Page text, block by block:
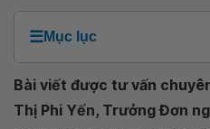
☰Mục lục
Bài viết được tư vấn
Thị Phi Yến, Trưởng Đơn